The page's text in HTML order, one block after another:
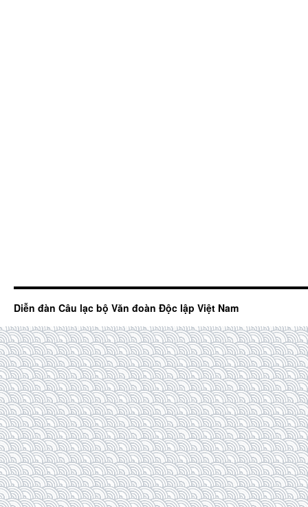
Diễn đàn Câu lạc bộ Văn đoàn Độc lập Việt Nam